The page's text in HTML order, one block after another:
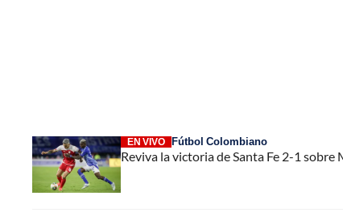
EN VIVO Fútbol Colombiano
Reviva la victoria de Santa Fe 2-1